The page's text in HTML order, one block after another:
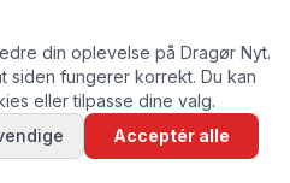
din oplevelse på Dragør Nyt.
siden fungerer korrekt. Du kan
eller tilpasse dine valg.
Acceptér alle